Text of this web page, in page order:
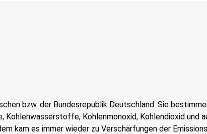
bzw. der Bundesrepublik Deutschland. Sie
Kohlenmonoxid, Kohlendioxid und
kam es immer wieder zu Verschärfungen der